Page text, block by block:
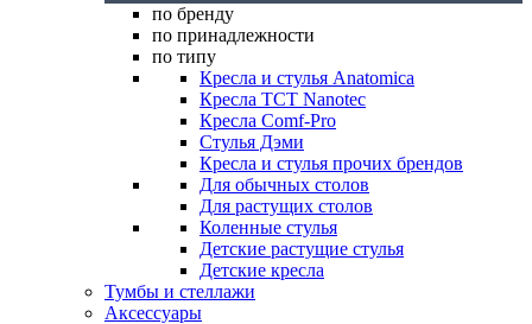
по бренду
по принадлежности
по типу
Кресла и стулья Anatomica
Кресла TCT Nanotec
Кресла Comf-Pro
Стулья Дэми
Кресла и стулья прочих брендов
Для обычных столов
Для растущих столов
Коленные стулья
Детские растущие стулья
Детские кресла
Тумбы и стеллажи
Аксессуары